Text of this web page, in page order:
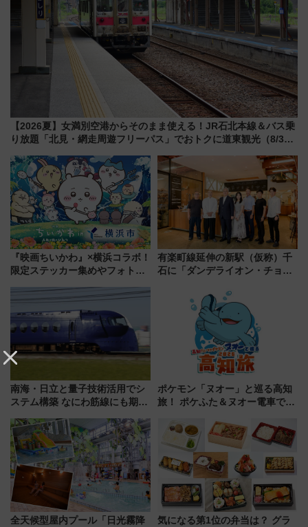
【2026夏】女満別空港からそのまま使える！JR石北本線＆バス乗
り放題「北見・網走周遊フリーパス」でおトクに道東観光（8/3発
『映画ちいかわ』×横浜コラボ！
限定ステッカー集めやフォトス
いを満喫しよう（花火鑑賞会応
募は7/12まで！）
有楽町線延伸の新駅（仮称）千
石に「ダンデライオン・チョコ
1億円出資で挑む新時代のまちづ
くりとは？
南海・日立と量子技術活用でシ
ステム構築 なにわ筋線にも期待
ポケモン「ヌオー」と巡る高知
旅！ ポケふた＆ヌオー電車で楽
路の絶景と絶品グルメを満喫！
（7月18日スタート）
全天候型屋内プール「日光霧降
気になる第1位の弁当は？ グラ